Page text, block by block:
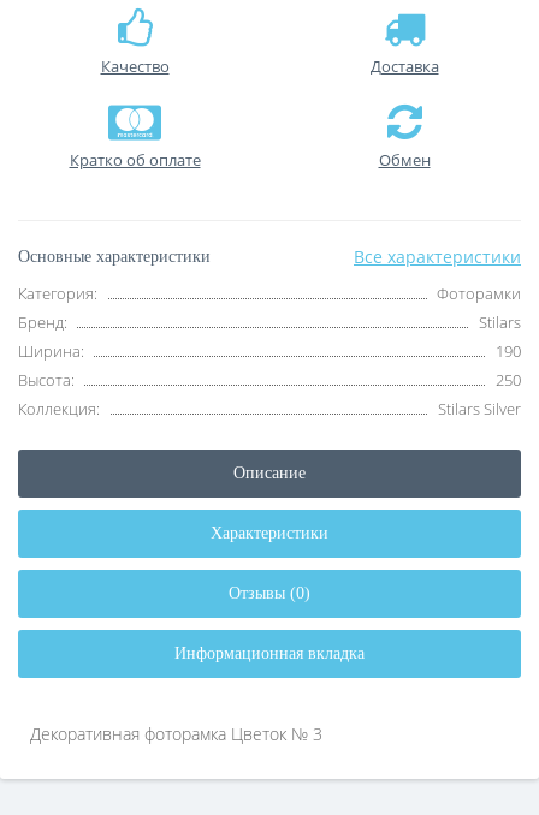
Качество Доставка
Кратко об оплате Обмен
Основные характеристики Все характеристики
Категория:
Фоторамки
Бренд:
Stilars
Ширина:
190
Высота:
250
Коллекция:
Stilars Silver
Описание
Характеристики
Отзывы (0)
Информационная вкладка
Декоративная фоторамка Цветок № 3